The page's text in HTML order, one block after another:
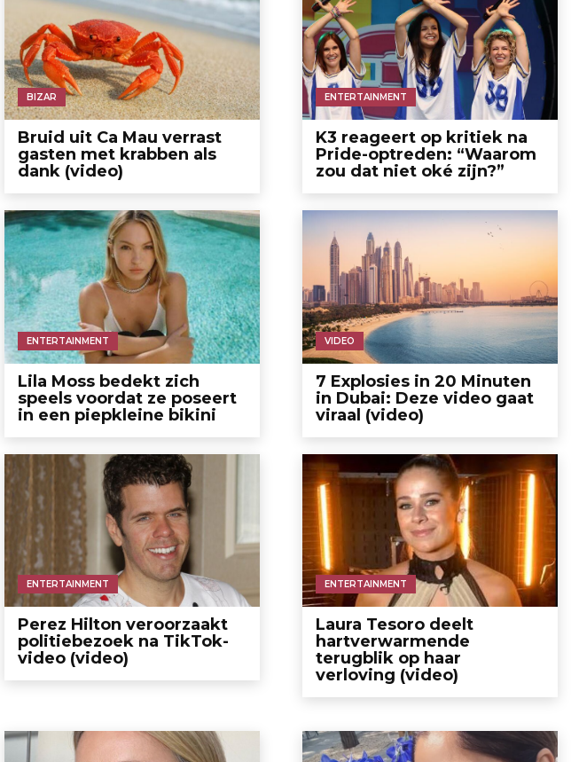
BIZAR
Bruid uit Ca Mau verrast
gasten met krabben als
dank (video)
ENTERTAINMENT
K3 reageert op kritiek na
Pride-optreden: “Waarom
zou dat niet oké zijn?”
ENTERTAINMENT
Lila Moss bedekt zich
speels voordat ze poseert
in een piepkleine bikini
VIDEO
7 Explosies in 20 Minuten
in Dubai: Deze video gaat
viraal (video)
ENTERTAINMENT
Perez Hilton veroorzaakt
politiebezoek na TikTok-
video (video)
ENTERTAINMENT
Laura Tesoro deelt
hartverwarmende
terugblik op haar
verloving (video)